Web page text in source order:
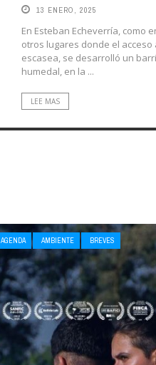
13 ENERO, 2025
En Esteban Echeverría, como
otros lugares donde el acceso
escasea, se desarrolló un
humedal, en la ...
LEE MAS
AGENDA AMBIENTE BREVES